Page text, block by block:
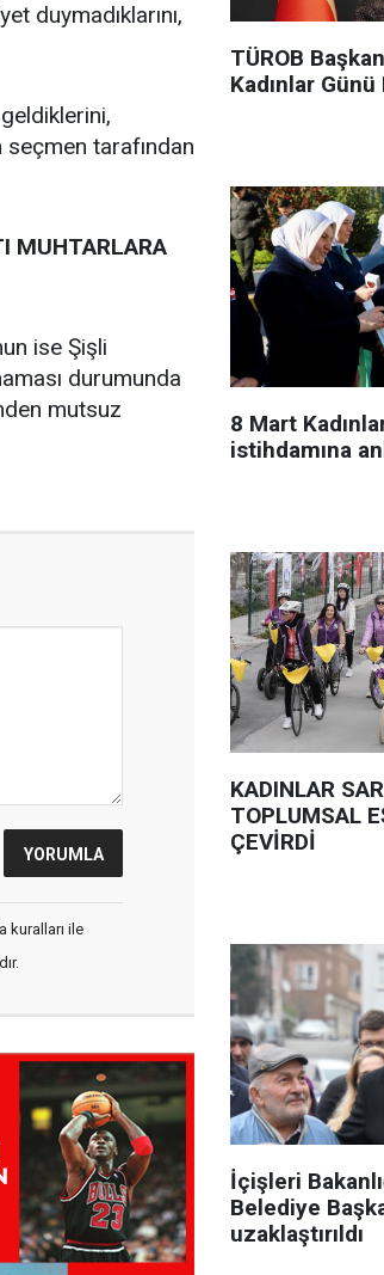
duymadıklarını,
tarafından
MUHTARLARA
ise Şişli
durumunda
mutsuz
kuralları ile
TÜROB
Kadınlar Günü
8 Mart
istihdamına
KADINLAR
TOPLUMSAL
ÇEVİRDİ
İçişleri
Belediye
uzaklaştırıldı